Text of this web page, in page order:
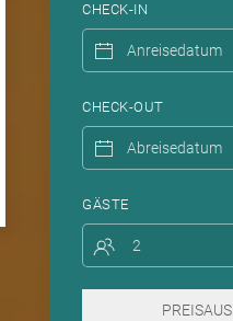
CHECK-IN
CHECK-OUT
GÄSTE